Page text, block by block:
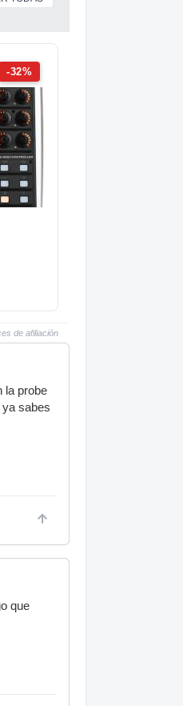
-32%
de afiliación
la probe
sabes
que